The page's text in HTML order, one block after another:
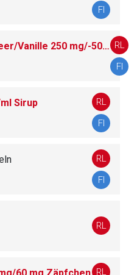
FI
ben-u-ron® direkt Erdbeer/Vanille 250 mg/-500 mg Granulat in Beuteln RL
FI
Sirup
RL
FI
RL
FI
RL
RL
Zur Seite